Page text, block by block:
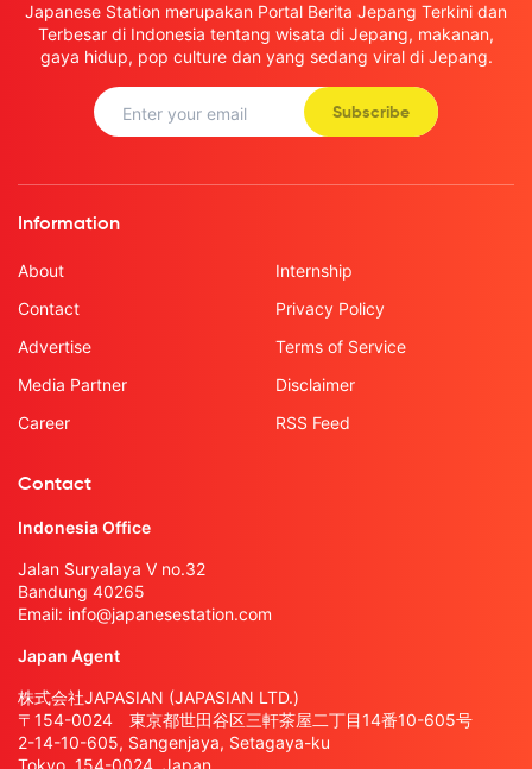
Japanese Station merupakan Portal Berita Jepang Terkini dan
Terbesar di Indonesia tentang wisata di Jepang, makanan,
gaya hidup, pop culture dan yang sedang viral di Jepang.
Subscribe
Information
About
Contact
Advertise
Media Partner
Career
Internship
Privacy Policy
Terms of Service
Disclaimer
RSS Feed
Contact
Indonesia Office
Jalan Suryalaya V no.32
Bandung 40265
Email: info@japanesestation.com
Japan Agent
株式会社JAPASIAN (JAPASIAN LTD.)
〒154-0024 東京都世田谷区三軒茶屋二丁目14番10-605号
2-14-10-605, Sangenjaya, Setagaya-ku
Tokyo, 154-0024, Japan